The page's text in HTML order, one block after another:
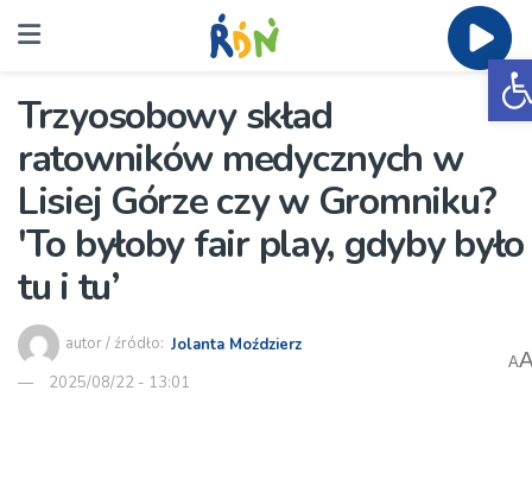
Trzyosobowy skład
ratowników medycznych w
Lisiej Górze czy w Gromniku?
'To byłoby fair play, gdyby było
tu i tu’
autor / źródło: Jolanta Moździerz
2025/08/22 - 13:01
A